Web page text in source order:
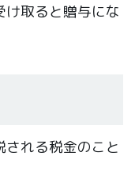
取ると贈与にな
れる税金のこと